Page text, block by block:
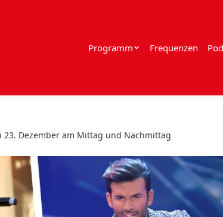
Programm Frequenzen
23. Dezember am Mittag und Nachmittag